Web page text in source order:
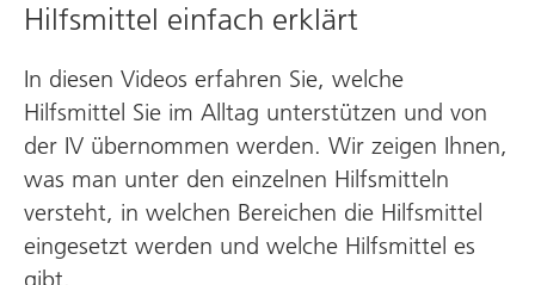
Hilfsmittel einfach erklärt
In diesen Videos erfahren Sie, welche
Hilfsmittel Sie im Alltag unterstützen und von
der IV übernommen werden. Wir zeigen Ihnen,
was man unter den einzelnen Hilfsmitteln
versteht, in welchen Bereichen die Hilfsmittel
eingesetzt werden und welche Hilfsmittel es
gibt.